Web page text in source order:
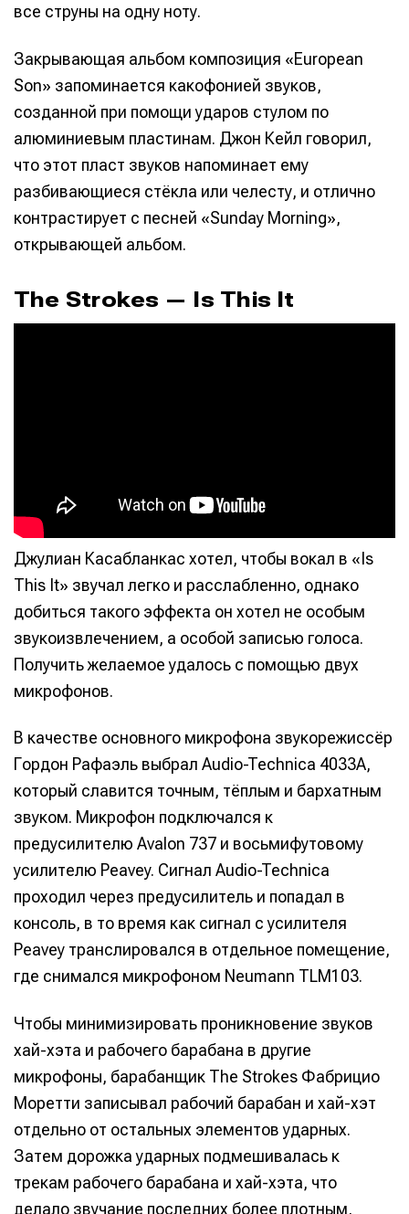
все струны на одну ноту.
Закрывающая альбом композиция «European
Son» запоминается какофонией звуков,
созданной при помощи ударов стулом по
алюминиевым пластинам. Джон Кейл говорил,
что этот пласт звуков напоминает ему
разбивающиеся стёкла или челесту, и отлично
контрастирует с песней «Sunday Morning»,
открывающей альбом.
The Strokes — Is This It
Джулиан Касабланкас хотел, чтобы вокал в «Is
This It» звучал легко и расслабленно, однако
добиться такого эффекта он хотел не особым
звукоизвлечением, а особой записью голоса.
Получить желаемое удалось с помощью двух
микрофонов.
В качестве основного микрофона звукорежиссёр
Гордон Рафаэль выбрал Audio-Technica 4033A,
который славится точным, тёплым и бархатным
звуком. Микрофон подключался к
предусилителю Avalon 737 и восьмифутовому
усилителю Peavey. Сигнал Audio-Technica
проходил через предусилитель и попадал в
консоль, в то время как сигнал с усилителя
Peavey транслировался в отдельное помещение,
где снимался микрофоном Neumann TLM103.
Чтобы минимизировать проникновение звуков
хай-хэта и рабочего барабана в другие
микрофоны, барабанщик The Strokes Фабрицио
Моретти записывал рабочий барабан и хай-хэт
отдельно от остальных элементов ударных.
Затем дорожка ударных подмешивалась к
трекам рабочего барабана и хай-хэта, что
делало звучание последних более плотным,